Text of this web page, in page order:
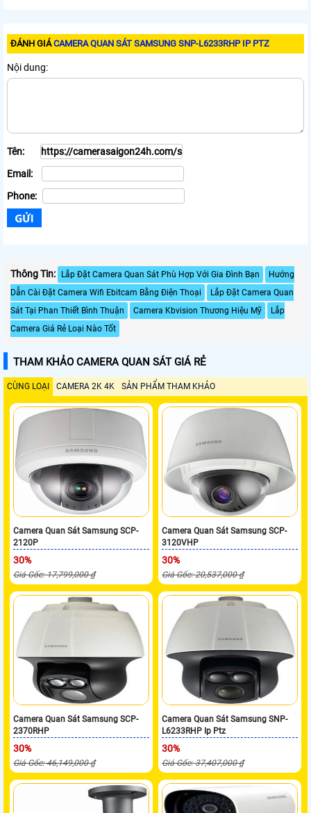
ĐÁNH GIÁCAMERA QUAN SÁT SAMSUNG SNP-L6233RHP IP PTZ
Nội dung:
Tên:
Email:
Phone:
Thông Tin: Lắp Đặt Camera Quan Sát Phù Hợp Với Gia Đình Bạn
Hướng
Dẫn Cài Đặt Camera Wifi Ebitcam Bằng Điện Thoại
Lắp Đặt Camera Quan
Sát Tại Phan Thiết Bình Thuận
Camera Kbvision Thương Hiệu Mỹ
Lắp
Camera Giá Rẻ Loại Nào Tốt
THAM KHẢO CAMERA QUAN SÁT GIÁ RẺ
CÙNG LOẠI CAMERA 2K 4K SẢN PHẨM THAM KHẢO
Camera Quan Sát Samsung SCP-
2120P
30%
Giá Gốc: 17,799,000 ₫
Camera Quan Sát Samsung SCP-
3120VHP
30%
Giá Gốc: 20,537,000 ₫
Camera Quan Sát Samsung SCP-
2370RHP
30%
Giá Gốc: 46,149,000 ₫
Camera Quan Sát Samsung SNP-
L6233RHP Ip Ptz
30%
Giá Gốc: 37,407,000 ₫